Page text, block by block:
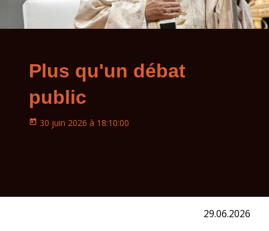
Plus qu'un débat
public
30 juin 2026 à 18:10:00
29.06.2026